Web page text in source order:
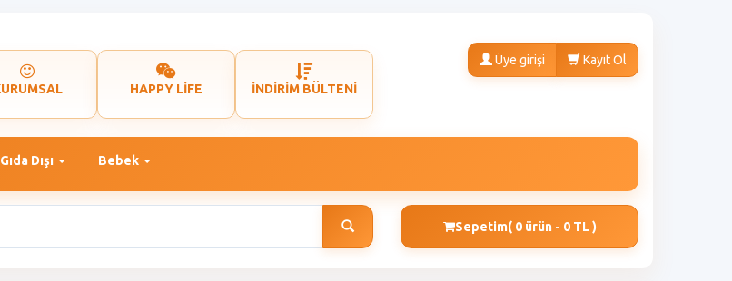
HAPPY LİFE İNDİRİM BÜLTENİ
Üye girişi Kayıt Ol
Gıda Dışı Bebek
Sepetim( 0 ürün - 0 TL )